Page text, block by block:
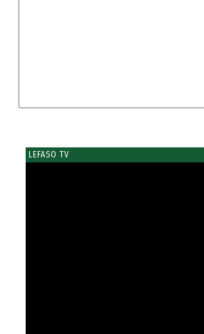
LEFASO TV